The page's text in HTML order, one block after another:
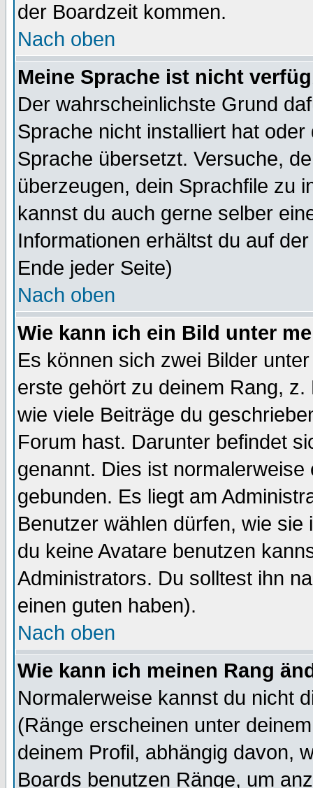
der Boardzeit kommen.
Nach oben
Meine Sprache ist nicht
Der wahrscheinlichste Grund
Sprache nicht installiert hat
Sprache übersetzt. Versuche,
überzeugen, dein Sprachfile zu
kannst du auch gerne selber
Informationen erhältst du auf
Ende jeder Seite)
Nach oben
Wie kann ich ein Bild unter
Es können sich zwei Bilder
erste gehört zu deinem Rang,
wie viele Beiträge du
Forum hast. Darunter befindet
genannt. Dies ist
gebunden. Es liegt am
Benutzer wählen dürfen, wie
du keine Avatare benutzen
Administrators. Du solltest ihn
einen guten haben).
Nach oben
Wie kann ich meinen Rang
Normalerweise kannst du nicht
(Ränge erscheinen unter
deinem Profil, abhängig davon,
Boards benutzen Ränge, um